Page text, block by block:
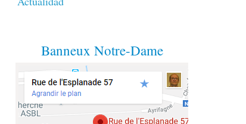
Banneux Notre-Dame